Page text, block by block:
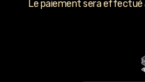
Le paiement sera effectué